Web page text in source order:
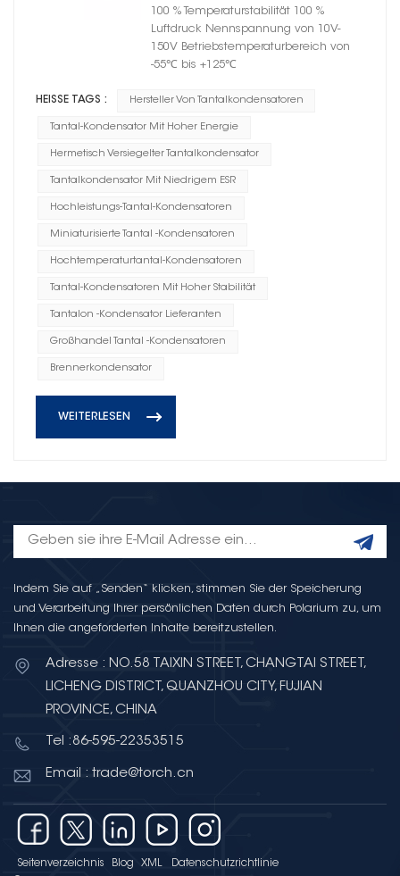
100 % Temperaturstabilität 100 %
Luftdruck Nennspannung von 10V-
150V Betriebstemperaturbereich von
-55℃ bis +125℃
HEISSE TAGS : Hersteller Von Tantalkondensatoren
Tantal-Kondensator Mit Hoher Energie
Hermetisch Versiegelter Tantalkondensator
Tantalkondensator Mit Niedrigem ESR
Hochleistungs-Tantal-Kondensatoren
Miniaturisierte Tantal -Kondensatoren
Hochtemperaturtantal-Kondensatoren
Tantal-Kondensatoren Mit Hoher Stabilität
Tantalon -Kondensator Lieferanten
Großhandel Tantal -Kondensatoren
Brennerkondensator
WEITERLESEN
Indem Sie auf „Senden“ klicken, stimmen Sie der Speicherung
und Verarbeitung Ihrer persönlichen Daten durch Polarium zu, um
Ihnen die angeforderten Inhalte bereitzustellen.
Adresse : NO.58 TAIXIN STREET, CHANGTAI STREET,
LICHENG DISTRICT, QUANZHOU CITY, FUJIAN
PROVINCE, CHINA
Tel :86-595-22353515
Email : trade@torch.cn
Seitenverzeichnis Blog XML
Datenschutzrichtlinie